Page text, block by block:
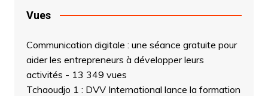
Vues
Communication digitale : une séance gratuite pour
aider les entrepreneurs à développer leurs
activités - 13 349 vues
Tchaoudjo 1 : DVV International lance la formation